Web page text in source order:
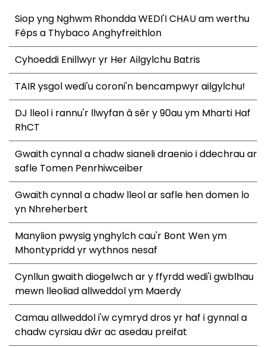
Siop yng Nghwm Rhondda WEDI'I CHAU am werthu
Fêps a Thybaco Anghyfreithlon
Cyhoeddi Enillwyr yr Her Ailgylchu Batris
TAIR ysgol wedi'u coroni'n bencampwyr ailgylchu!
DJ lleol i rannu'r llwyfan â sêr y 90au ym Mharti Haf
RhCT
Gwaith cynnal a chadw sianeli draenio i ddechrau ar
safle Tomen Penrhiwceiber
Gwaith cynnal a chadw lleol ar safle hen domen lo
yn Nhreherbert
Manylion pwysig ynghylch cau'r Bont Wen ym
Mhontypridd yr wythnos nesaf
Cynllun gwaith diogelwch ar y ffyrdd wedi'i gwblhau
mewn lleoliad allweddol ym Maerdy
Camau allweddol i'w cymryd dros yr haf i gynnal a
chadw cyrsiau dŵr ac asedau preifat